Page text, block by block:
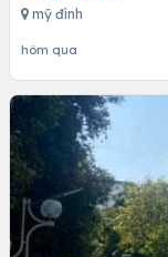
mỹ đình
hôm qua